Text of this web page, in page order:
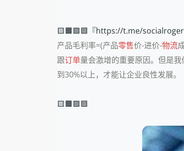
🟨🟧🟩🟦『https://t.me/
产品毛利率=(产品零售价-进价-物流
跟订单量会激增的重要原因。但是
到30%以上，才能让企业良性发展。
🟨🟧🟩🟦